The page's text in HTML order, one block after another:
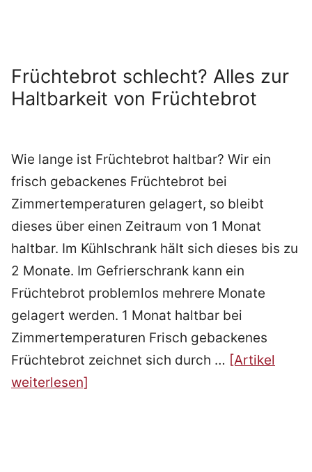
Früchtebrot schlecht? Alles zur
Haltbarkeit von Früchtebrot
Wie lange ist Früchtebrot haltbar? Wir ein
frisch gebackenes Früchtebrot bei
Zimmertemperaturen gelagert, so bleibt
dieses über einen Zeitraum von 1 Monat
haltbar. Im Kühlschrank hält sich dieses bis zu
2 Monate. Im Gefrierschrank kann ein
Früchtebrot problemlos mehrere Monate
gelagert werden. 1 Monat haltbar bei
Zimmertemperaturen Frisch gebackenes
Früchtebrot zeichnet sich durch … [Artikel
weiterlesen]